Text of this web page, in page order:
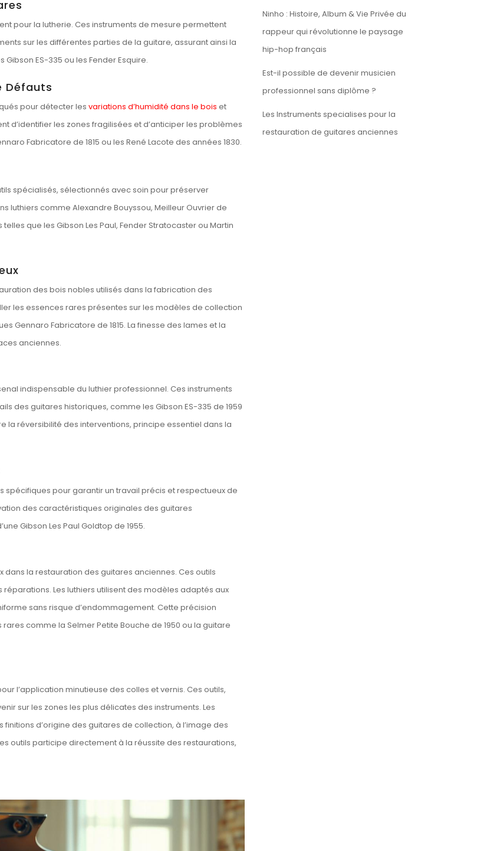
pour la lutherie. Ces instruments de mesure permettent
sur les différentes parties de la guitare, assurant ainsi la
ES-335 ou les Fender Esquire.
Défauts
pour détecter les variations d’humidité dans le bois et
d’identifier les zones fragilisées et d’anticiper les problèmes
Fabricatore de 1815 ou les René Lacote des années 1830.
spécialisés, sélectionnés avec soin pour préserver
luthiers comme Alexandre Bouyssou, Meilleur Ouvrier de
que les Gibson Les Paul, Fender Stratocaster ou Martin
des bois nobles utilisés dans la fabrication des
les essences rares présentes sur les modèles de collection
Gennaro Fabricatore de 1815. La finesse des lames et la
anciennes.
indispensable du luthier professionnel. Ces instruments
des guitares historiques, comme les Gibson ES-335 de 1959
la réversibilité des interventions, principe essentiel dans la
spécifiques pour garantir un travail précis et respectueux de
des caractéristiques originales des guitares
Gibson Les Paul Goldtop de 1955.
la restauration des guitares anciennes. Ces outils
Les luthiers utilisent des modèles adaptés aux
sans risque d’endommagement. Cette précision
comme la Selmer Petite Bouche de 1950 ou la guitare
l’application minutieuse des colles et vernis. Ces outils,
sur les zones les plus délicates des instruments. Les
d’origine des guitares de collection, à l’image des
outils participe directement à la réussite des restaurations,
Ninho : Histoire, Album & Vie Privée du
rappeur qui révolutionne le paysage
hip-hop français
Est-il possible de devenir musicien
professionnel sans diplôme ?
Les Instruments specialises pour la
restauration de guitares anciennes